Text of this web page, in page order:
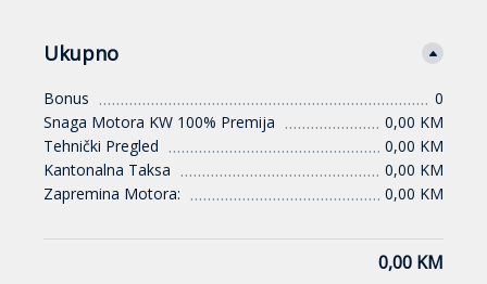
Ukupno
Bonus
0
Snaga Motora KW 100% Premija
0,00 KM
Tehnički Pregled
0,00 KM
Kantonalna Taksa
0,00 KM
Zapremina Motora:
0,00 KM
0,00 KM